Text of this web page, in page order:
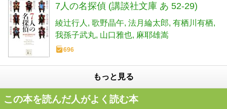
7人の名探偵 (講談社文庫 あ 52-29)
綾辻行人 歌野晶午 法月綸太郎 有栖川有栖
我孫子武丸 山口雅也 麻耶雄嵩
696
もっと見る
この本を読んだ人がよく読む本